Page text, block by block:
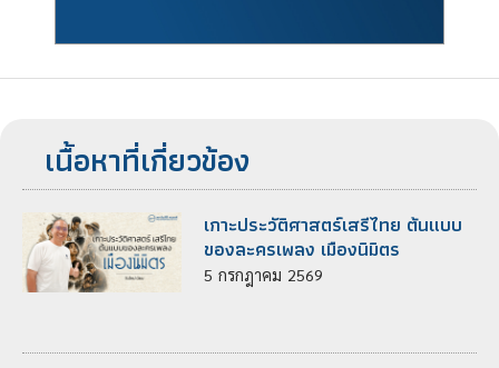
เนื้อหาที่เกี่ยวข้อง
เกาะประวัติศาสตร์เสรีไทย ต้นแบบ
ของละครเพลง เมืองนิมิตร
5 กรกฎาคม 2569